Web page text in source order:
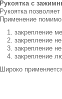
Рукоятка с
Рукоятка
Применение помимо
закрепление
закрепление
закрепление
закрепление
Широко